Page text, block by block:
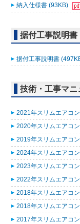
納入仕様書 (93KB)
据付工事説明書
据付工事説明書
技術・工事マニ
2021年スリムエアコ
2020年スリムエアコ
2019年スリムエアコ
2024年スリムエアコ
2023年スリムエアコ
2022年スリムエアコ
2018年スリムエアコ
2018年スリムエアコ
2017年スリムエアコ